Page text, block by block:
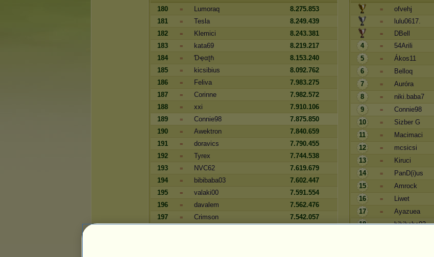
180
= Lumoraq
8.275.853
181
= Tesla
8.249.439
182
= Klemici
8.243.381
183
= kata69
8.219.217
184
= Ɗҿαʈɦ
8.153.240
185
= kicsibius
8.092.762
186
= Feliva
7.983.275
187
= Corinne
7.982.572
188
= xxi
7.910.106
189
= Connie98
7.875.850
190
= Awektron
7.840.659
191
= doravics
7.790.455
192
= Tyrex
7.744.538
193
= NVC62
7.619.679
194
= bibibaba03
7.602.447
195
= valaki00
7.591.554
196
= davalem
7.562.476
197
= Crimson
7.542.057
= ofvehj
= lulu0617.
= DBell
4
= 54Arili
5
= Ákos11
6
= Belloq
7
= Auróra
8
= niki.baba7
9
= Connie98
10
= Sizber G
11
= Macimaci
12
= mcsicsi
13
= Kiruci
14
= PanD(i)us
15
= Amrock
16
= Liwet
17
= Ayazuea
18
= bibibaba03